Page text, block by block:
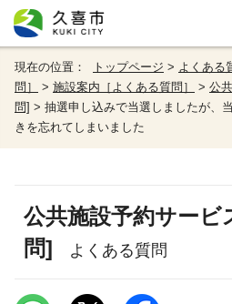
現在の位置： トップページ > よくある
問］
> 施設案内［よくある質問］ > 公
問] > 抽選申し込みで当選しましたが、
きを忘れてしまいました
公共施設予約サー
問] よくある質問